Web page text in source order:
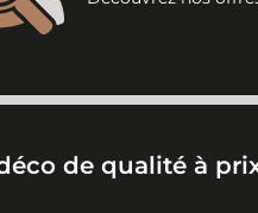
de qualité à